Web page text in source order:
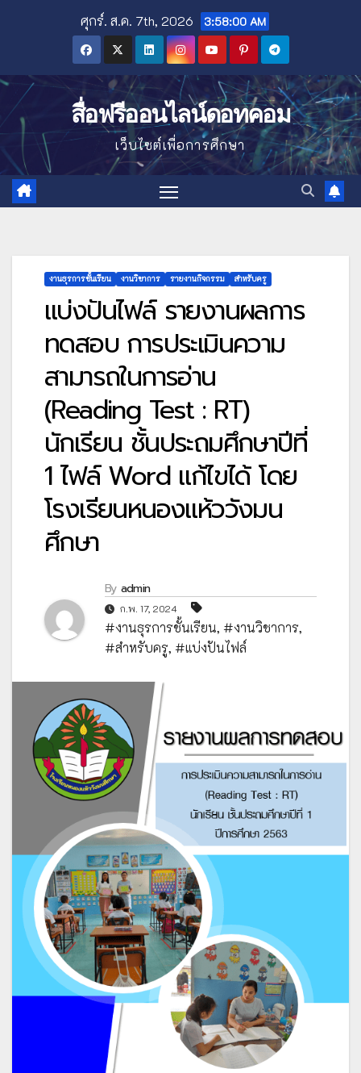
ศุกร์. ส.ค. 7th, 2026 3:58:01 AM
สื่อฟรีออนไลน์ดอทคอม
เว็บไซต์เพื่อการศึกษา
งานธุรการชั้นเรียน งานวิชาการ รายงานกิจกรรม สำหรับครู
แบ่งปันไฟล์ รายงานผลการ
ทดสอบ การประเมินความ
สามารถในการอ่าน
(Reading Test : RT)
นักเรียน ชั้นประถมศึกษาปีที่
1 ไฟล์ Word แก้ไขได้ โดย
โรงเรียนหนองแห้ววังมน
ศึกษา
By admin
ก.พ. 17, 2024
#งานธุรการชั้นเรียน, #งานวิชาการ,
#สำหรับครู, #แบ่งปันไฟล์